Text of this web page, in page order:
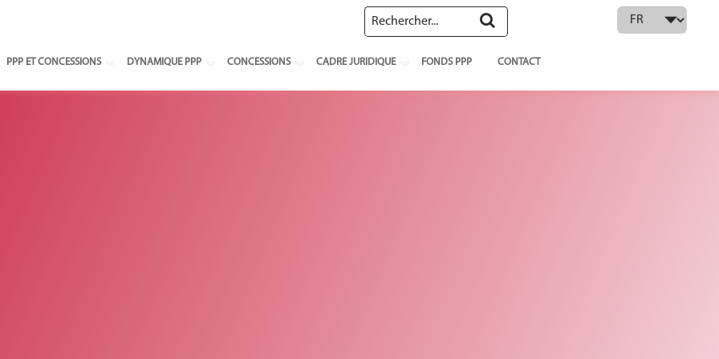
Select your language
PPP ET CONCESSIONS DYNAMIQUE PPP CONCESSIONS CADRE JURIDIQUE FONDS PPP CONTACT